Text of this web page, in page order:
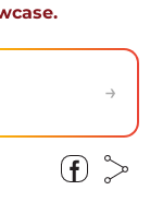
→